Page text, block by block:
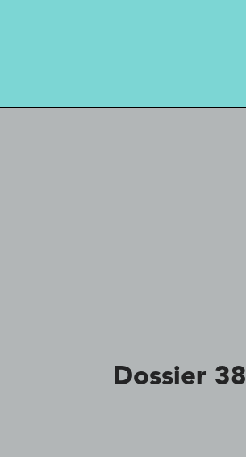
Dossier 38